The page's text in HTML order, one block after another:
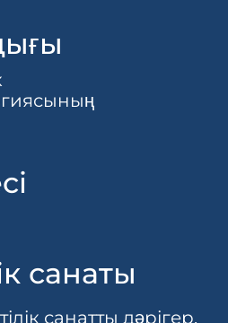
санаты
санатты дәрігер,